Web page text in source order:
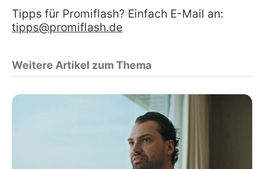
Tipps für Promiflash? Einfach E-Mail an:
tipps@promiflash.de
Weitere Artikel zum Thema